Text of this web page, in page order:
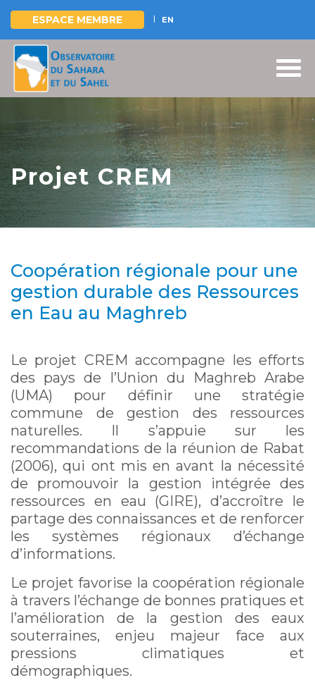
Aller
contenu
principal
ESPACE MEMBRE EN
Projet CREM
Coopération régionale pour une
gestion durable des Ressources
en Eau au Maghreb
Le projet CREM accompagne les efforts
des pays de l’Union du Maghreb Arabe
(UMA) pour définir une stratégie
commune de gestion des ressources
naturelles. Il s’appuie sur les
recommandations de la réunion de Rabat
(2006), qui ont mis en avant la nécessité
de promouvoir la gestion intégrée des
ressources en eau (GIRE), d’accroître le
partage des connaissances et de renforcer
les systèmes régionaux d’échange
d’informations.
Le projet favorise la coopération régionale
à travers l’échange de bonnes pratiques et
l’amélioration de la gestion des eaux
souterraines, enjeu majeur face aux
pressions climatiques et
démographiques.